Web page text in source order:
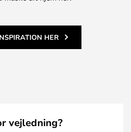
HER
vejledning?